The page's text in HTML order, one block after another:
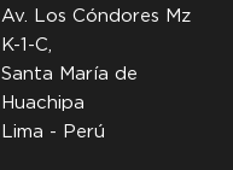
Av. Los Cóndores Mz
K-1-C,
Santa María de
Huachipa
Lima - Perú